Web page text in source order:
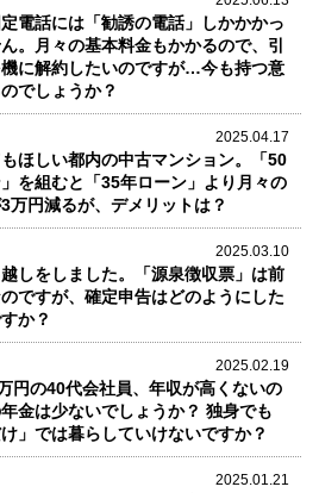
電話には「勧誘の電話」しかかかっ
。月々の基本料金もかかるので、引
機に解約したいのですが…今も持つ意
でしょうか？
2025.04.17
ほしい都内の中古マンション。「50
を組むと「35年ローン」より月々の
万円減るが、デメリットは？
2025.03.10
しをしました。「源泉徴収票」は前
ですが、確定申告はどのようにした
か？
2025.02.19
円の40代会社員、年収が高くないの
金は少ないでしょうか？ 独身でも
け」では暮らしていけないですか？
2025.01.21